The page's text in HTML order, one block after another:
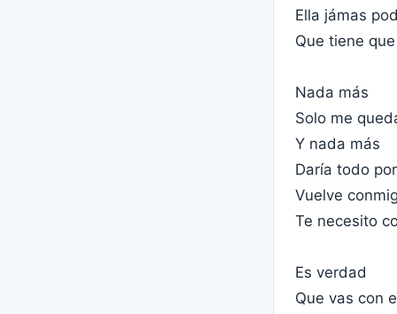
Ella jámas
Que tiene
Nada más
Solo me
Y nada más
Daría todo
Vuelve
Te necesito
Es verdad
Que vas con